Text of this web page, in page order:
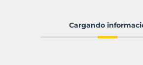
Cargando